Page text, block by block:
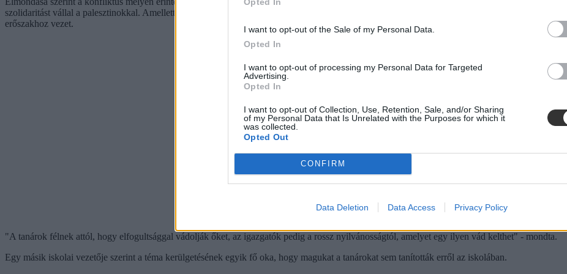
I want to opt-out of the Sale of my Personal Data.
Opted In
I want to opt-out of processing my Personal Data for Targeted
Advertising.
Opted In
I want to opt-out of Collection, Use, Retention, Sale, and/or Sharing
of my Personal Data that Is Unrelated with the Purposes for which it
was collected.
Opted Out
CONFIRM
Data Deletion Data Access Privacy Policy
szolidaritást vállal a palesztinokkal. Amellett, hogy a konfliktus kezdetének különböző verzióit tanítja saját történelemóráin, Archer arra ösztönzi
erőszakhoz vezet.
"A tanárok félnek attól, hogy elfogultsággal vádolják őket, az igazgatók pedig a rossz nyilvánosságtól, amelyet egy ilyen vád kelthet" - mondta.
Egy másik iskolai vezetője szerint a téma kerülgetésének egyik fő oka, hogy magukat a tanárokat sem tanították erről az iskolában.